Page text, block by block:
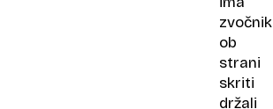
zvočnik
ob
strani
skriti
držali